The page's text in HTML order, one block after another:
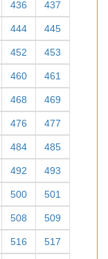
436 437
444 445
452 453
460 461
468 469
476 477
484 485
492 493
500 501
508 509
516 517